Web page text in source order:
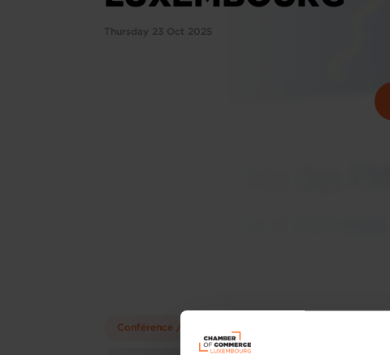
Thursday 23 Oct 2025
Conférence / séminaire